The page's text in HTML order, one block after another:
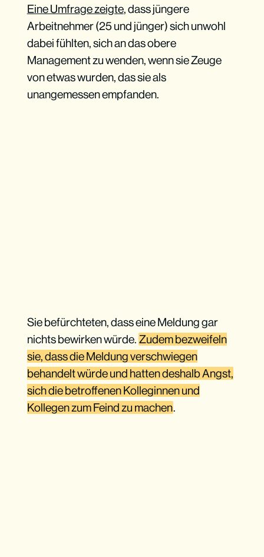
Eine Umfrage zeigte, dass jüngere
Arbeitnehmer (25 und jünger) sich unwohl
dabei fühlten, sich an das obere
Management zu wenden, wenn sie Zeuge
von etwas wurden, das sie als
unangemessen empfanden.
Sie befürchteten, dass eine Meldung gar
nichts bewirken würde. Zudem bezweifeln
sie, dass die Meldung verschwiegen
behandelt würde und hatten deshalb Angst,
sich die betroffenen Kolleginnen und
Kollegen zum Feind zu machen.